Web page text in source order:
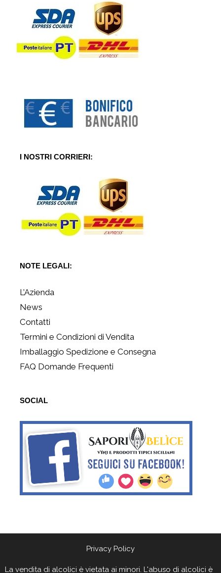
I NOSTRI CORRIERI:
NOTE LEGALI:
L’Azienda
News
Contatti
Termini e Condizioni di Vendita
Imballaggio Spedizione e Consegna
FAQ Domande Frequenti
SOCIAL
Privacy Policy
La vendita di alcolici è vietata ai minori. L'abuso di alcolici è